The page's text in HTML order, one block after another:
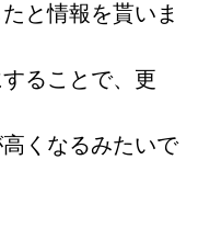
と情報を貰いま
ることで、更
くなるみたいで